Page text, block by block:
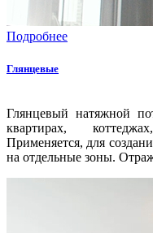
Подробнее
Глянцевые
Глянцевый натяжной
квартирах,
Применяется, для
на отдельные зоны.